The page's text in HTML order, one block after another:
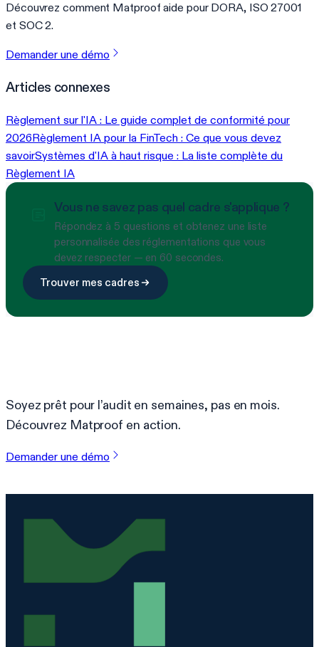
Découvrez comment Matproof aide pour DORA, ISO 27001
et SOC 2.
Demander une démo
Articles connexes
Règlement sur l'IA : Le guide complet de conformité pour
2026Règlement IA pour la FinTech : Ce que vous devez
savoirSystèmes d'IA à haut risque : La liste complète du
Règlement IA
Vous ne savez pas quel cadre s'applique ?
Répondez à 5 questions et obtenez une liste
personnalisée des réglementations que vous
devez respecter — en 60 secondes.
Trouver mes cadres
Soyez prêt pour l’audit en semaines, pas en mois.
Découvrez Matproof en action.
Demander une démo